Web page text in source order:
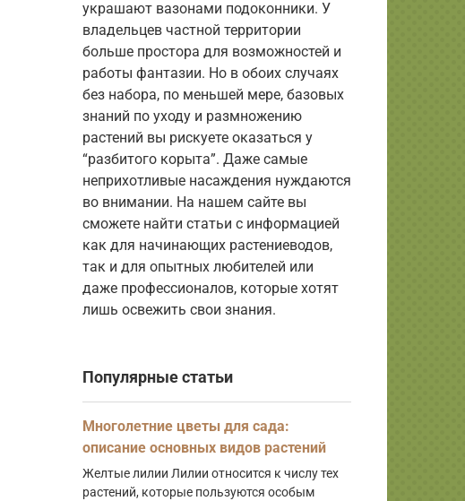
украшают вазонами подоконники. У
владельцев частной территории
больше простора для возможностей и
работы фантазии. Но в обоих случаях
без набора, по меньшей мере, базовых
знаний по уходу и размножению
растений вы рискуете оказаться у
“разбитого корыта”. Даже самые
неприхотливые насаждения нуждаются
во внимании. На нашем сайте вы
сможете найти статьи с информацией
как для начинающих растениеводов,
так и для опытных любителей или
даже профессионалов, которые хотят
лишь освежить свои знания.
Популярные статьи
Многолетние цветы для сада:
описание основных видов растений
Желтые лилии Лилии относится к числу тех
растений, которые пользуются особым